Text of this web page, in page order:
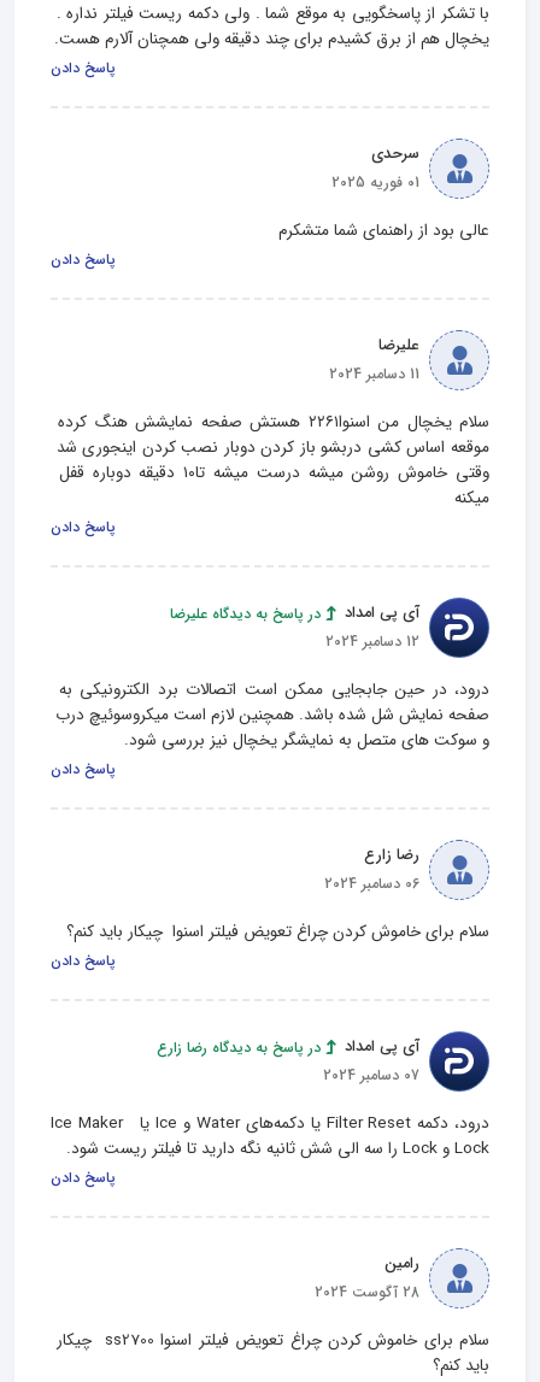
با تشکر از پاسخگویی به موقع شما . ولی دکمه ریست فیلتر نداره .
یخچال هم از برق کشیدم برای چند دقیقه ولی همچنان آلارم هست.
پاسخ دادن
سرحدی
01 فوریه 2025
عالی بود از راهنمای شما متشکرم
پاسخ دادن
علیرضا
11 دسامبر 2024
سلام یخچال من اسنوا۲۲۶۱ هستش صفحه نمایشش هنگ کرده
موقعه اساس کشی دربشو باز کردن دوبار نصب کردن اینجوری شد
وقتی خاموش روشن میشه درست میشه تا۱۰ دقیقه دوباره قفل
میکنه
پاسخ دادن
آی پی امداد
در پاسخ به دیدگاه علیرضا
12 دسامبر 2024
درود، در حین جابجایی ممکن است اتصالات برد الکترونیکی به
صفحه نمایش شل شده باشد. همچنین لازم است میکروسوئیچ درب
و سوکت های متصل به نمایشگر یخچال نیز بررسی شود.
پاسخ دادن
رضا زارع
06 دسامبر 2024
سلام برای خاموش کردن چراغ تعویض فیلتر اسنوا  چیکار باید کنم؟
پاسخ دادن
آی پی امداد
در پاسخ به دیدگاه رضا زارع
07 دسامبر 2024
درود، دکمه Filter Reset یا دکمه‌های Water و Ice یا  Ice Maker
Lock و Lock را سه الی شش ثانیه نگه دارید تا فیلتر ریست شود.
پاسخ دادن
رامین
28 آگوست 2024
سلام برای خاموش کردن چراغ تعویض فیلتر اسنوا ss2700  چیکار
باید کنم؟